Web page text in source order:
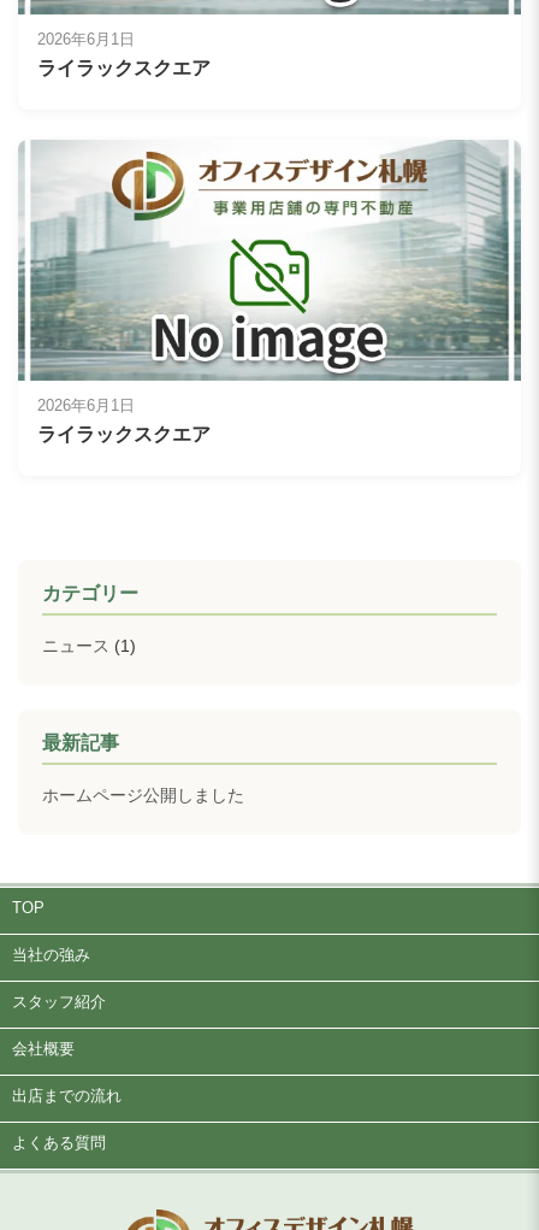
2026年6月1日
ライラックスクエア
2026年6月1日
ライラックスクエア
カテゴリー
ニュース (1)
最新記事
ホームページ公開しました
TOP
当社の強み
スタッフ紹介
会社概要
出店までの流れ
よくある質問